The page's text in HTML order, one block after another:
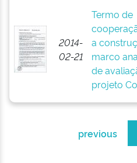
2014-
02-21
Termo de
a
marco
de
projeto
previous